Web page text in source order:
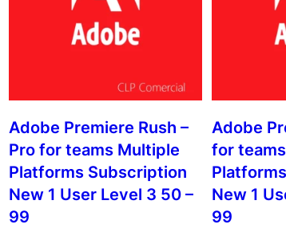
Adobe Premiere Rush –
Pro for teams Multiple
Platforms Subscription
New 1 User Level 3 50 –
99
Adobe
for
New 1
99